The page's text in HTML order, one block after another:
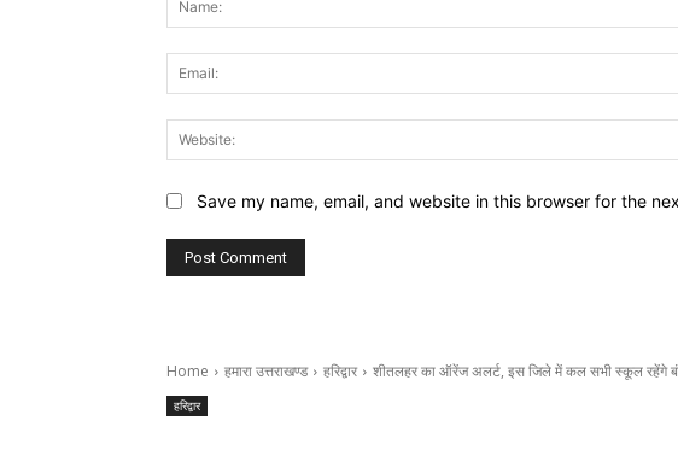
Save my name, email, and website in this browser for the